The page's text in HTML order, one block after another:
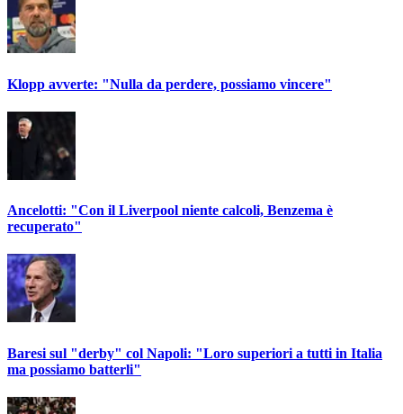
Klopp avverte: "Nulla da perdere, possiamo vincere"
Ancelotti: "Con il Liverpool niente calcoli, Benzema è
recuperato"
Baresi sul "derby" col Napoli: "Loro superiori a tutti in Italia
ma possiamo batterli"